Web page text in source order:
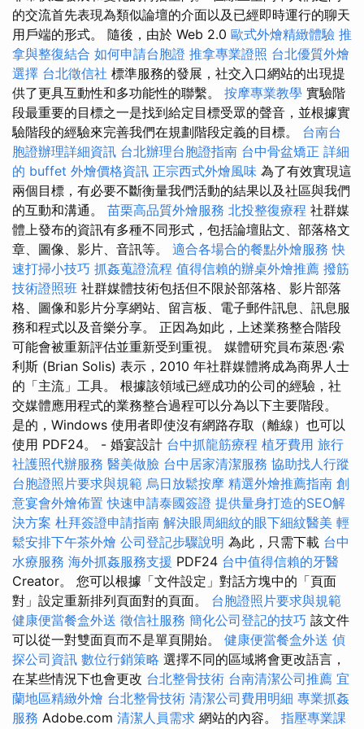
的交流首先表現為類似論壇的介面以及已經即時運行的聊天
用戶端的形式。 隨後，由於 Web 2.0 歐式外燴精緻體驗 推
拿與整復結合 如何申請台胞證 推拿專業證照 台北優質外燴
選擇 台北徵信社 標準服務的發展，社交入口網站的出現提
供了更具互動性和多功能性的聯繫。 按摩專業教學 實驗階
段最重要的目標之一是找到給定目標受眾的聲音，並根據實
驗階段的經驗來完善我們在規劃階段定義的目標。 台南台
胞證辦理詳細資訊 台北辦理台胞證指南 台中骨盆矯正 詳細
的 buffet 外燴價格資訊 正宗西式外燴風味 為了有效實現這
兩個目標，有必要不斷衡量我們活動的結果以及社區與我們
的互動和溝通。 苗栗高品質外燴服務 北投整復療程 社群媒
體上發布的資訊有多種不同形式，包括論壇貼文、部落格文
章、圖像、影片、音訊等。 適合各場合的餐點外燴服務 快
速打掃小技巧 抓姦蒐證流程 值得信賴的辦桌外燴推薦 撥筋
技術證照班 社群媒體技術包括但不限於部落格、影片部落
格、圖像和影片分享網站、留言板、電子郵件訊息、訊息服
務和程式以及音樂分享。 正因為如此，上述業務整合階段
可能會被重新評估並重新受到重視。 媒體研究員布萊恩·索
利斯 (Brian Solis) 表示，2010 年社群媒體將成為商界人士
的「主流」工具。 根據該領域已經成功的公司的經驗，社
交媒體應用程式的業務整合過程可以分為以下主要階段。
是的，Windows 使用者即使沒有網路存取（離線）也可以
使用 PDF24。 - 婚宴設計 台中抓龍筋療程 植牙費用 旅行
社護照代辦服務 醫美做臉 台中居家清潔服務 協助找人行蹤
台胞證照片要求與規範 烏日放鬆按摩 精選外燴推薦指南 創
意宴會外燴佈置 快速申請泰國簽證 提供量身打造的SEO解
決方案 杜拜簽證申請指南 解決眼周細紋的眼下細紋醫美 輕
鬆安排下午茶外燴 公司登記步驟說明 為此，只需下載 台中
水療服務 海外抓姦服務支援 PDF24 台中值得信賴的牙醫
Creator。 您可以根據「文件設定」對話方塊中的「頁面
對」設定重新排列頁面對的頁面。 台胞證照片要求與規範
健康便當餐盒外送 徵信社服務 簡化公司登記的技巧 該文件
可以從一對雙面頁而不是單頁開始。 健康便當餐盒外送 偵
探公司資訊 數位行銷策略 選擇不同的區域將會更改語言，
在某些情況下也會更改 台北整骨技術 台南清潔公司推薦 宜
蘭地區精緻外燴 台北整骨技術 清潔公司費用明細 專業抓姦
服務 Adob​​e.com 清潔人員需求 網站的內容。 指壓專業課